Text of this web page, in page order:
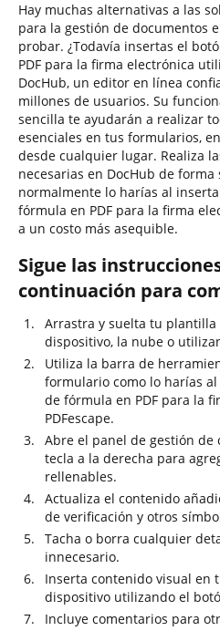
Hay muchas alternativas a las
para la gestión de documentos
probar. ¿Todavía insertas el
PDF para la firma electrónica
DocHub, un editor en línea
millones de usuarios. Su
sencilla te ayudarán a realizar
esenciales en tus formularios,
desde cualquier lugar. Realiza
necesarias en DocHub de
normalmente lo harías al
fórmula en PDF para la firma
a un costo más asequible.
Sigue las
continuación para
Arrastra y suelta tu
dispositivo, la nube o
Utiliza la barra de
formulario como lo harías
de fórmula en PDF para la
PDFescape.
Abre el panel de gestión de
tecla a la derecha para
rellenables.
Actualiza el contenido
de verificación y otros
Tacha o borra cualquier
innecesario.
Inserta contenido visual en
dispositivo utilizando el
Incluye comentarios para